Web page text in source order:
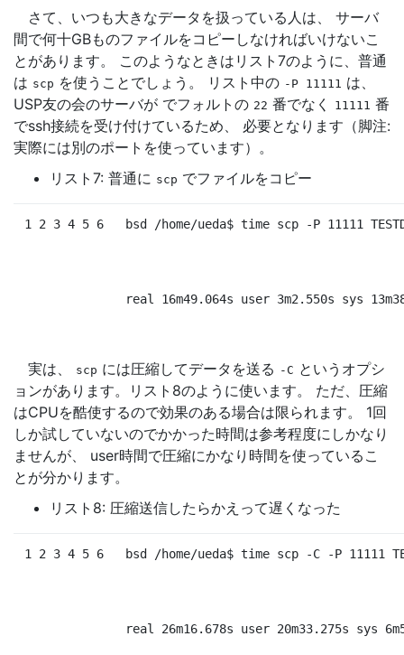
さて、いつも大きなデータを扱っている人は、 サーバ
間で何十GBものファイルをコピーしなければいけないこ
とがあります。 このようなときはリスト7のように、普通
は scp を使うことでしょう。 リスト中の -P 11111 は、
USP友の会のサーバが でフォルトの 22 番でなく 11111 番
でssh接続を受け付けているため、 必要となります（脚注:
実際には別のポートを使っています）。
リスト7: 普通に scp でファイルをコピー
1 2 3 4 5 6 bsd /home/ueda$ time scp -P 11111
real 16m49.064s user 3m2.550s sys
実は、 scp には圧縮してデータを送る -C というオプシ
ョンがあります。リスト8のように使います。 ただ、圧縮
はCPUを酷使するので効果のある場合は限られます。 1回
しか試していないのでかかった時間は参考程度にしかなり
ませんが、 user時間で圧縮にかなり時間を使っているこ
とが分かります。
リスト8: 圧縮送信したらかえって遅くなった
1 2 3 4 5 6 bsd /home/ueda$ time scp -C -P 11111
real 26m16.678s user 20m33.275s sys